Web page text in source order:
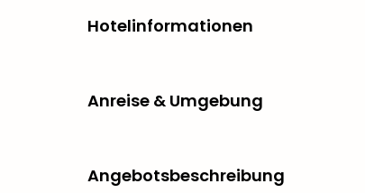
Hotelinformationen
Anreise & Umgebung
Angebotsbeschreibung